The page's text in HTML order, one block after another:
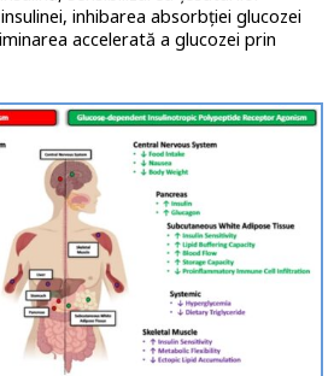
inhibarea absorbției glucozei
accelerată a glucozei prin